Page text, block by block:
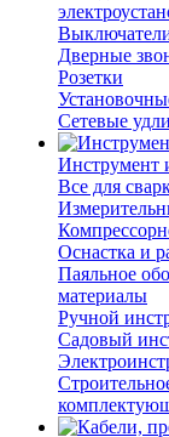
Дверные
Розетки
Сетевые
Инструмент
Все для
Оснастка и
Паяльное
материалы
Ручной
Садовый